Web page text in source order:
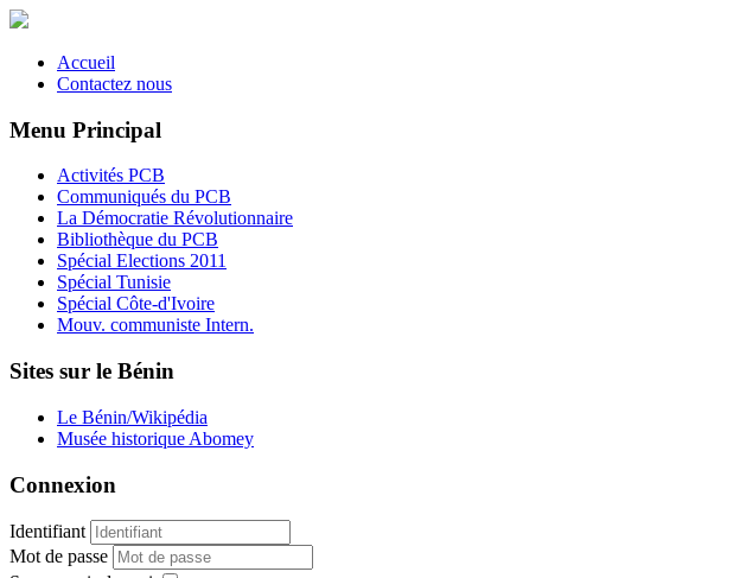
Accueil
Contactez nous
Menu Principal
Activités PCB
Communiqués du PCB
La Démocratie Révolutionnaire
Bibliothèque du PCB
Spécial Elections 2011
Spécial Tunisie
Spécial Côte-d'Ivoire
Mouv. communiste Intern.
Sites sur le Bénin
Le Bénin/Wikipédia
Musée historique Abomey
Connexion
Identifiant
Mot de passe